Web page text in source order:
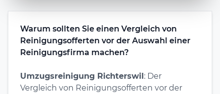
Warum sollten Sie einen Vergleich von
Reinigungsofferten vor der Auswahl einer
Reinigungsfirma machen?
Umzugsreinigung Richterswil: Der
Vergleich von Reinigungsofferten vor der